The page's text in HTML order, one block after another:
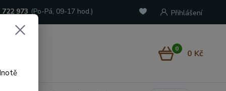
Přihlášení
973 (Po-Pá, 09-17 hod.)
0 0 Kč